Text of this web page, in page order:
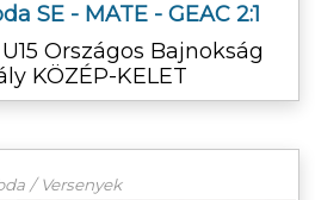
SE - MATE - GEAC 2:1
Országos Bajnokság
KÖZÉP-KELET
/ Versenyek